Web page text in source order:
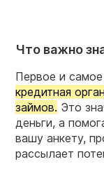
Что важно
Первое и
кредитная
займов. Это
деньги, а
вашу анкету,
рассылает